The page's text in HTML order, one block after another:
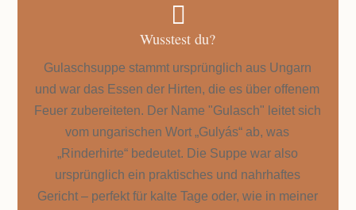

Wusstest du?
Gulaschsuppe stammt ursprünglich aus Ungarn
und war das Essen der Hirten, die es über offenem
Feuer zubereiteten. Der Name "Gulasch" leitet sich
vom ungarischen Wort „Gulyás“ ab, was
„Rinderhirte“ bedeutet. Die Suppe war also
ursprünglich ein praktisches und nahrhaftes
Gericht – perfekt für kalte Tage oder, wie in meiner